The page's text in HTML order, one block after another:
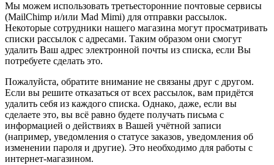
Мы можем использовать третьесторонние почтовые сервисы
(MailChimp и/или Mad Mimi) для отправки рассылок.
Некоторые сотрудники нашего магазина могут просматривать
списки рассылок с адресами. Таким образом они смогут
удалить Ваш адрес электронной почты из списка, если Вы
потребуете сделать это.
Пожалуйста, обратите внимание не связаны друг с другом.
Если вы решите отказаться от всех рассылок, вам придётся
удалить себя из каждого списка. Однако, даже, если вы
сделаете это, вы всё равно будете получать письма с
информацией о действиях в Вашей учётной записи
(например, уведомления о статусе заказов, уведомления об
изменении пароля и другие). Это необходимо для работы с
интернет-магазином.